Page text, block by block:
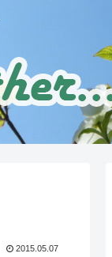
2015.05.07